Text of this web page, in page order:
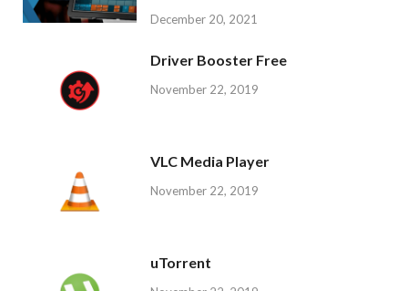
December 20, 2021
Driver Booster Free
November 22, 2019
VLC Media Player
November 22, 2019
uTorrent